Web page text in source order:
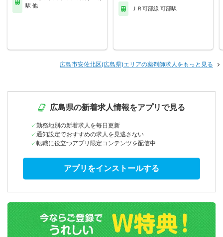
駅 他
ＪＲ可部線 可部駅
広島市安佐北区(広島県)エリアの薬剤師求人をもっと見る
広島県の新着求人情報をアプリで見る
勤務地別の新着求人を毎日更新
通知設定でおすすめの求人を見逃さない
転職に役立つアプリ限定コンテンツを配信中
アプリをインストールする